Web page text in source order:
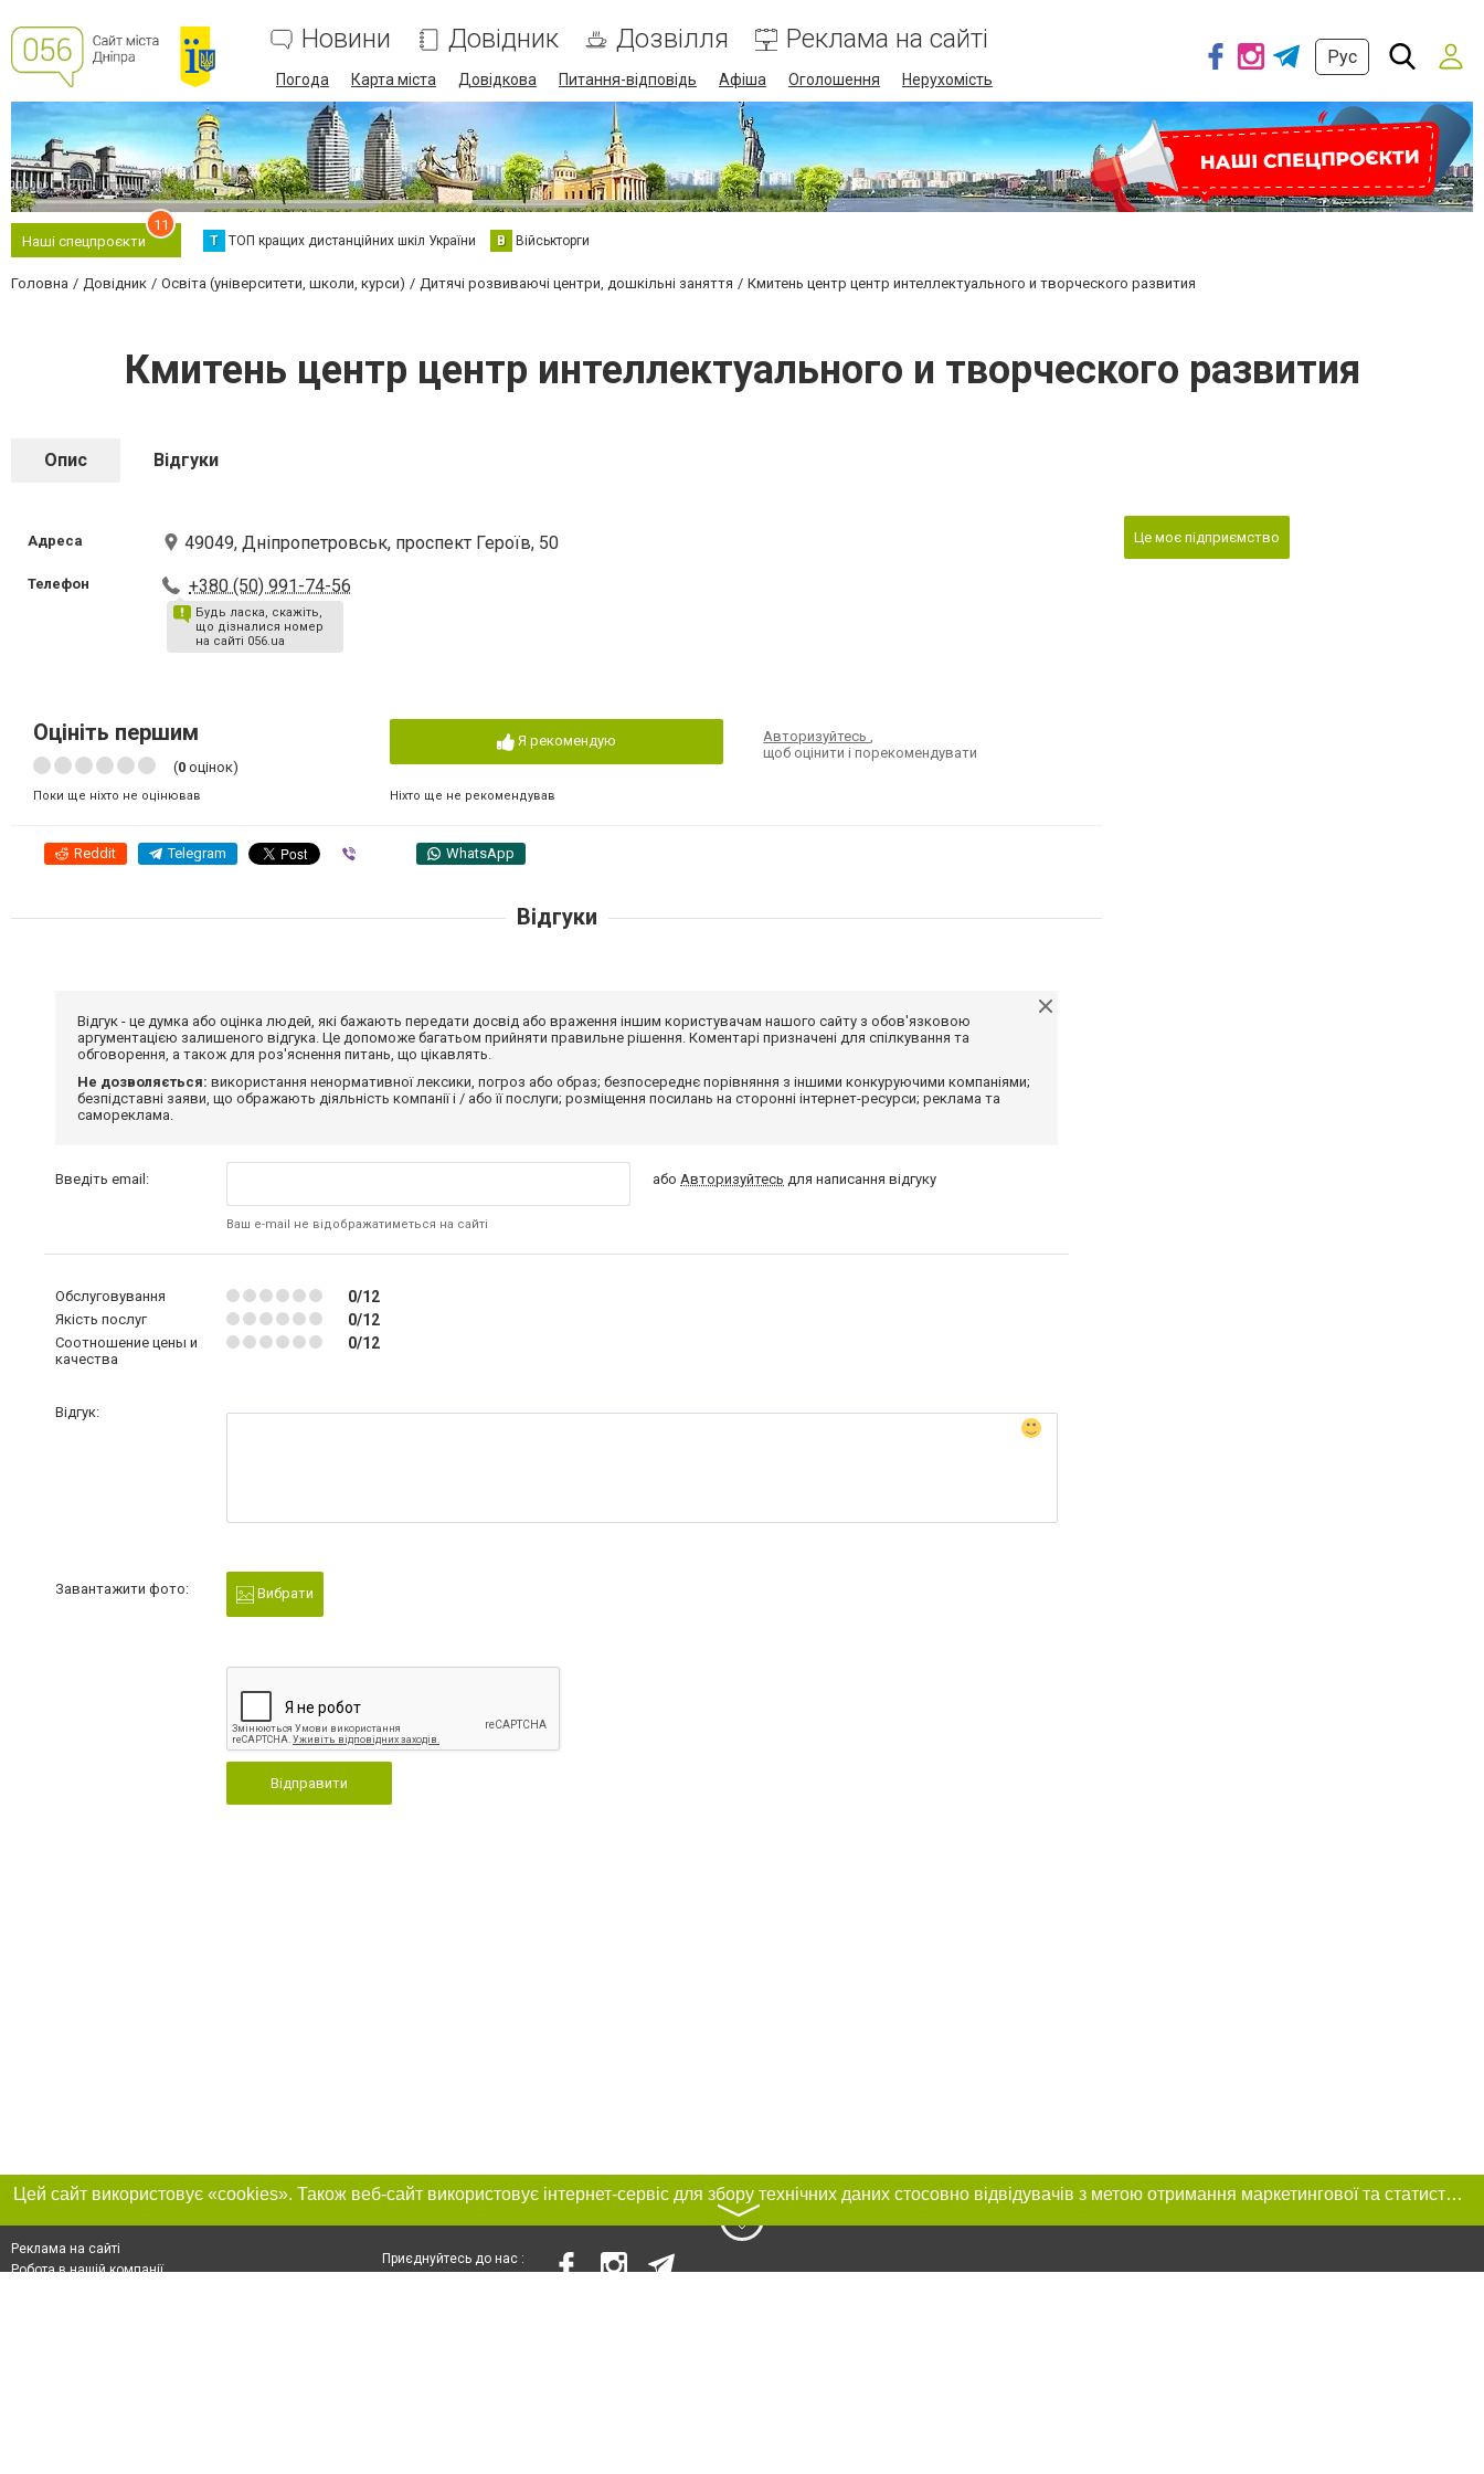
Новини Довідник Дозвілля Реклама на сайті
Погода Карта міста Довідкова Питання-відповідь Афіша Оголошення Нерухомість
Рус
Наші спецпроєкти
11
Т ТОП кращих дистанційних шкіл України В Військторги
Головна Довідник Освіта (університети, школи, курси) Дитячі розвиваючі центри, дошкільні заняття Кмитень центр центр интеллектуального и творческого развития
Кмитень центр центр интеллектуального и творческого развития
Опис Відгуки
Адреса 49049, Дніпропетровськ, проспект Героїв, 50
Телефон +380 (50) 991-74-56
Будь ласка, скажіть,
що дізналися номер
на сайті 056.ua
Оцініть першим
(0 оцінок)
Поки ще ніхто не оцінював
Я рекомендую
Ніхто ще не рекомендував
Авторизуйтесь,
щоб оцінити і порекомендувати
Reddit Telegram WhatsApp
Це моє підприємство
Відгуки
Відгук - це думка або оцінка людей, які бажають передати досвід або враження іншим користувачам нашого сайту з обов'язковою
аргументацією залишеного відгука. Це допоможе багатьом прийняти правильне рішення. Коментарі призначені для спілкування та
обговорення, а також для роз'яснення питань, що цікавлять.
Не дозволяється: використання ненормативної лексики, погроз або образ; безпосереднє порівняння з іншими конкуруючими компаніями;
безпідставні заяви, що ображають діяльність компанії і / або її послуги; розміщення посилань на сторонні інтернет-ресурси; реклама та
самореклама.
Введіть email:
Ваш e-mail не відображатиметься на сайті
абоАвторизуйтесь для написання відгуку
Обслуговування 0/12
Якість послуг 0/12
Соотношение цены и
качества
0/12
Відгук:
Завантажити фото: Вибрати
Відправити
Цей сайт використовує «cookies». Також веб-сайт використовує інтернет-сервіс для збору технічних даних стосовно відвідувачів з метою отримання маркетингової та статистичної інформації. Умови обробки даних відвідувачів сайту див.
〉
Реклама на сайті
Робота в нашій компанії
Приєднуйтесь до нас :